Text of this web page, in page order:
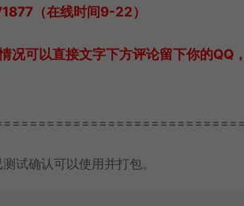
（在线时间9-22）
可以直接文字下方评论留下你的QQ，
试确认可以使用并打包。